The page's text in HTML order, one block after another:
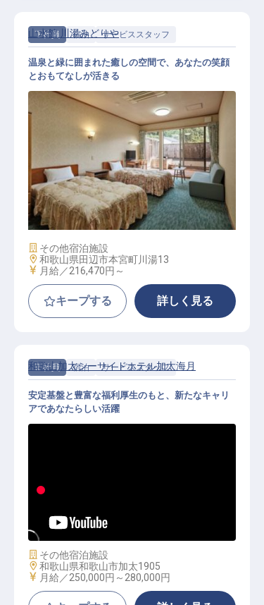
正社員 宿泊 サービススタッフ
総合職
山水館 川湯みどりや
温泉と緑に囲まれた癒しの空間で、あなたの笑顔
とおもてなしが活きる
施設業態
その他宿泊施設
勤務地
和歌山県田辺市本宮町川湯13
給与
月給／216,470円～
キープする 詳しく見る
正社員 宿泊 サービススタッフ
未経験OK／連休制度あり
和歌山加太シーサイドホテル加太海月
安定基盤と豊富な福利厚生のもと、新たなキャリ
アであなたらしい活躍
施設業態
その他宿泊施設
勤務地
和歌山県和歌山市加太1905
給与
月給／250,000円～ 280,000円